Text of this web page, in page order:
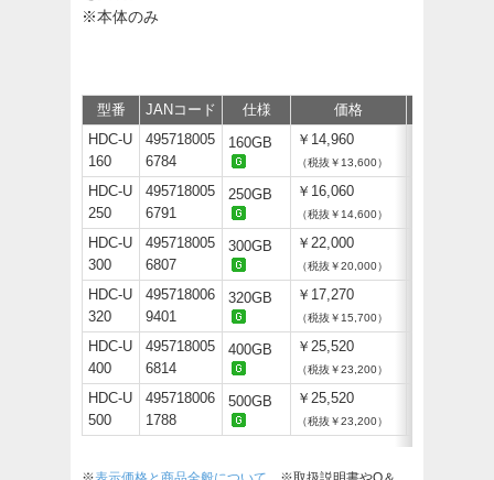
※本体のみ
型番 JANコード 仕様 価格
HDC-U
160
495718005
6784
160GB ￥14,960
（税抜￥13,600）
HDC-U
250
495718005
6791
250GB ￥16,060
（税抜￥14,600）
HDC-U
300
495718005
6807
300GB ￥22,000
（税抜￥20,000）
HDC-U
320
495718006
9401
320GB ￥17,270
（税抜￥15,700）
HDC-U
400
495718005
6814
400GB ￥25,520
（税抜￥23,200）
HDC-U
500
495718006
1788
500GB ￥25,520
（税抜￥23,200）